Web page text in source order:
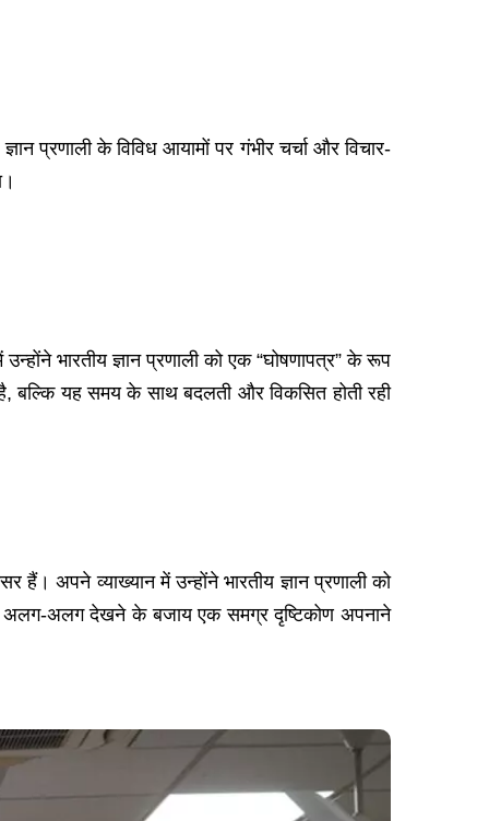
प्रणाली के विविध आयामों पर गंभीर चर्चा और विचार-
भारतीय ज्ञान प्रणाली को एक “घोषणापत्र” के रूप
बल्कि यह समय के साथ बदलती और विकसित होती रही
हैं। अपने व्याख्यान में उन्होंने भारतीय ज्ञान प्रणाली को
अलग-अलग देखने के बजाय एक समग्र दृष्टिकोण अपनाने